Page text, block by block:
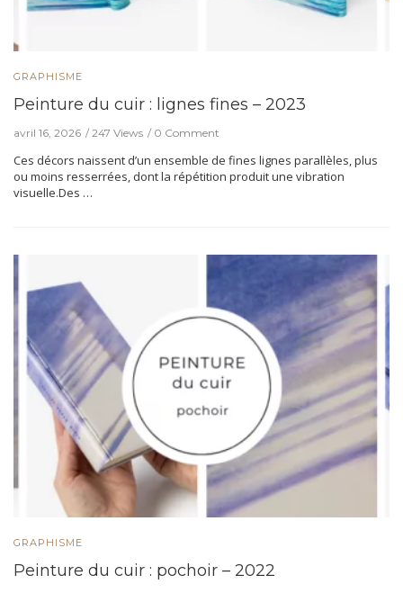
GRAPHISME
Peinture du cuir : lignes fines – 2023
avril 16, 2026 247 Views 0 Comment
Ces décors naissent d’un ensemble de fines lignes parallèles, plus
ou moins resserrées, dont la répétition produit une vibration
visuelle.Des …
GRAPHISME
Peinture du cuir : pochoir – 2022